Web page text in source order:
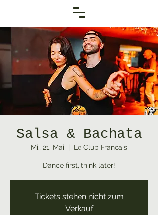
Salsa & Bachata
Mi., 21. Mai
  |
Le Club Francais
Dance first, think later!
Tickets stehen nicht zum
Verkauf